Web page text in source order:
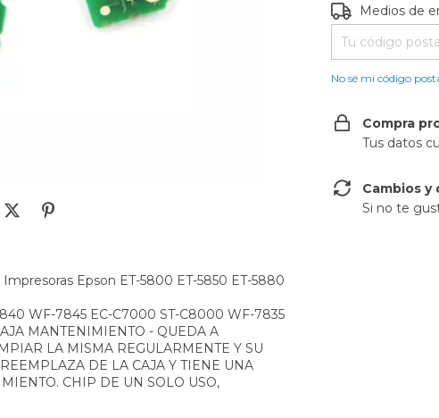
Epson ET-5800 ET-5850 ET-5880
WF-7845 EC-C7000 ST-C8000 WF-7835
MANTENIMIENTO - QUEDA A
LA MISMA REGULARMENTE Y SU
DE LA CAJA Y TIENE UNA
CHIP DE UN SOLO USO,
Entregas para el
Medios de
No sé mi código
Compra
Tus datos
Cambios y
Si no te